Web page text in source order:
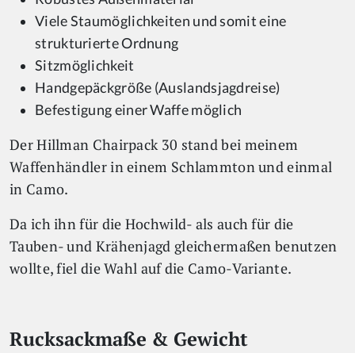
Viele Staumöglichkeiten und somit eine
strukturierte Ordnung
Sitzmöglichkeit
Handgepäckgröße (Auslandsjagdreise)
Befestigung einer Waffe möglich
Der Hillman Chairpack 30 stand bei meinem
Waffenhändler in einem Schlammton und einmal
in Camo.
Da ich ihn für die Hochwild- als auch für die
Tauben- und Krähenjagd gleichermaßen benutzen
wollte, fiel die Wahl auf die Camo-Variante.
Rucksackmaße & Gewicht